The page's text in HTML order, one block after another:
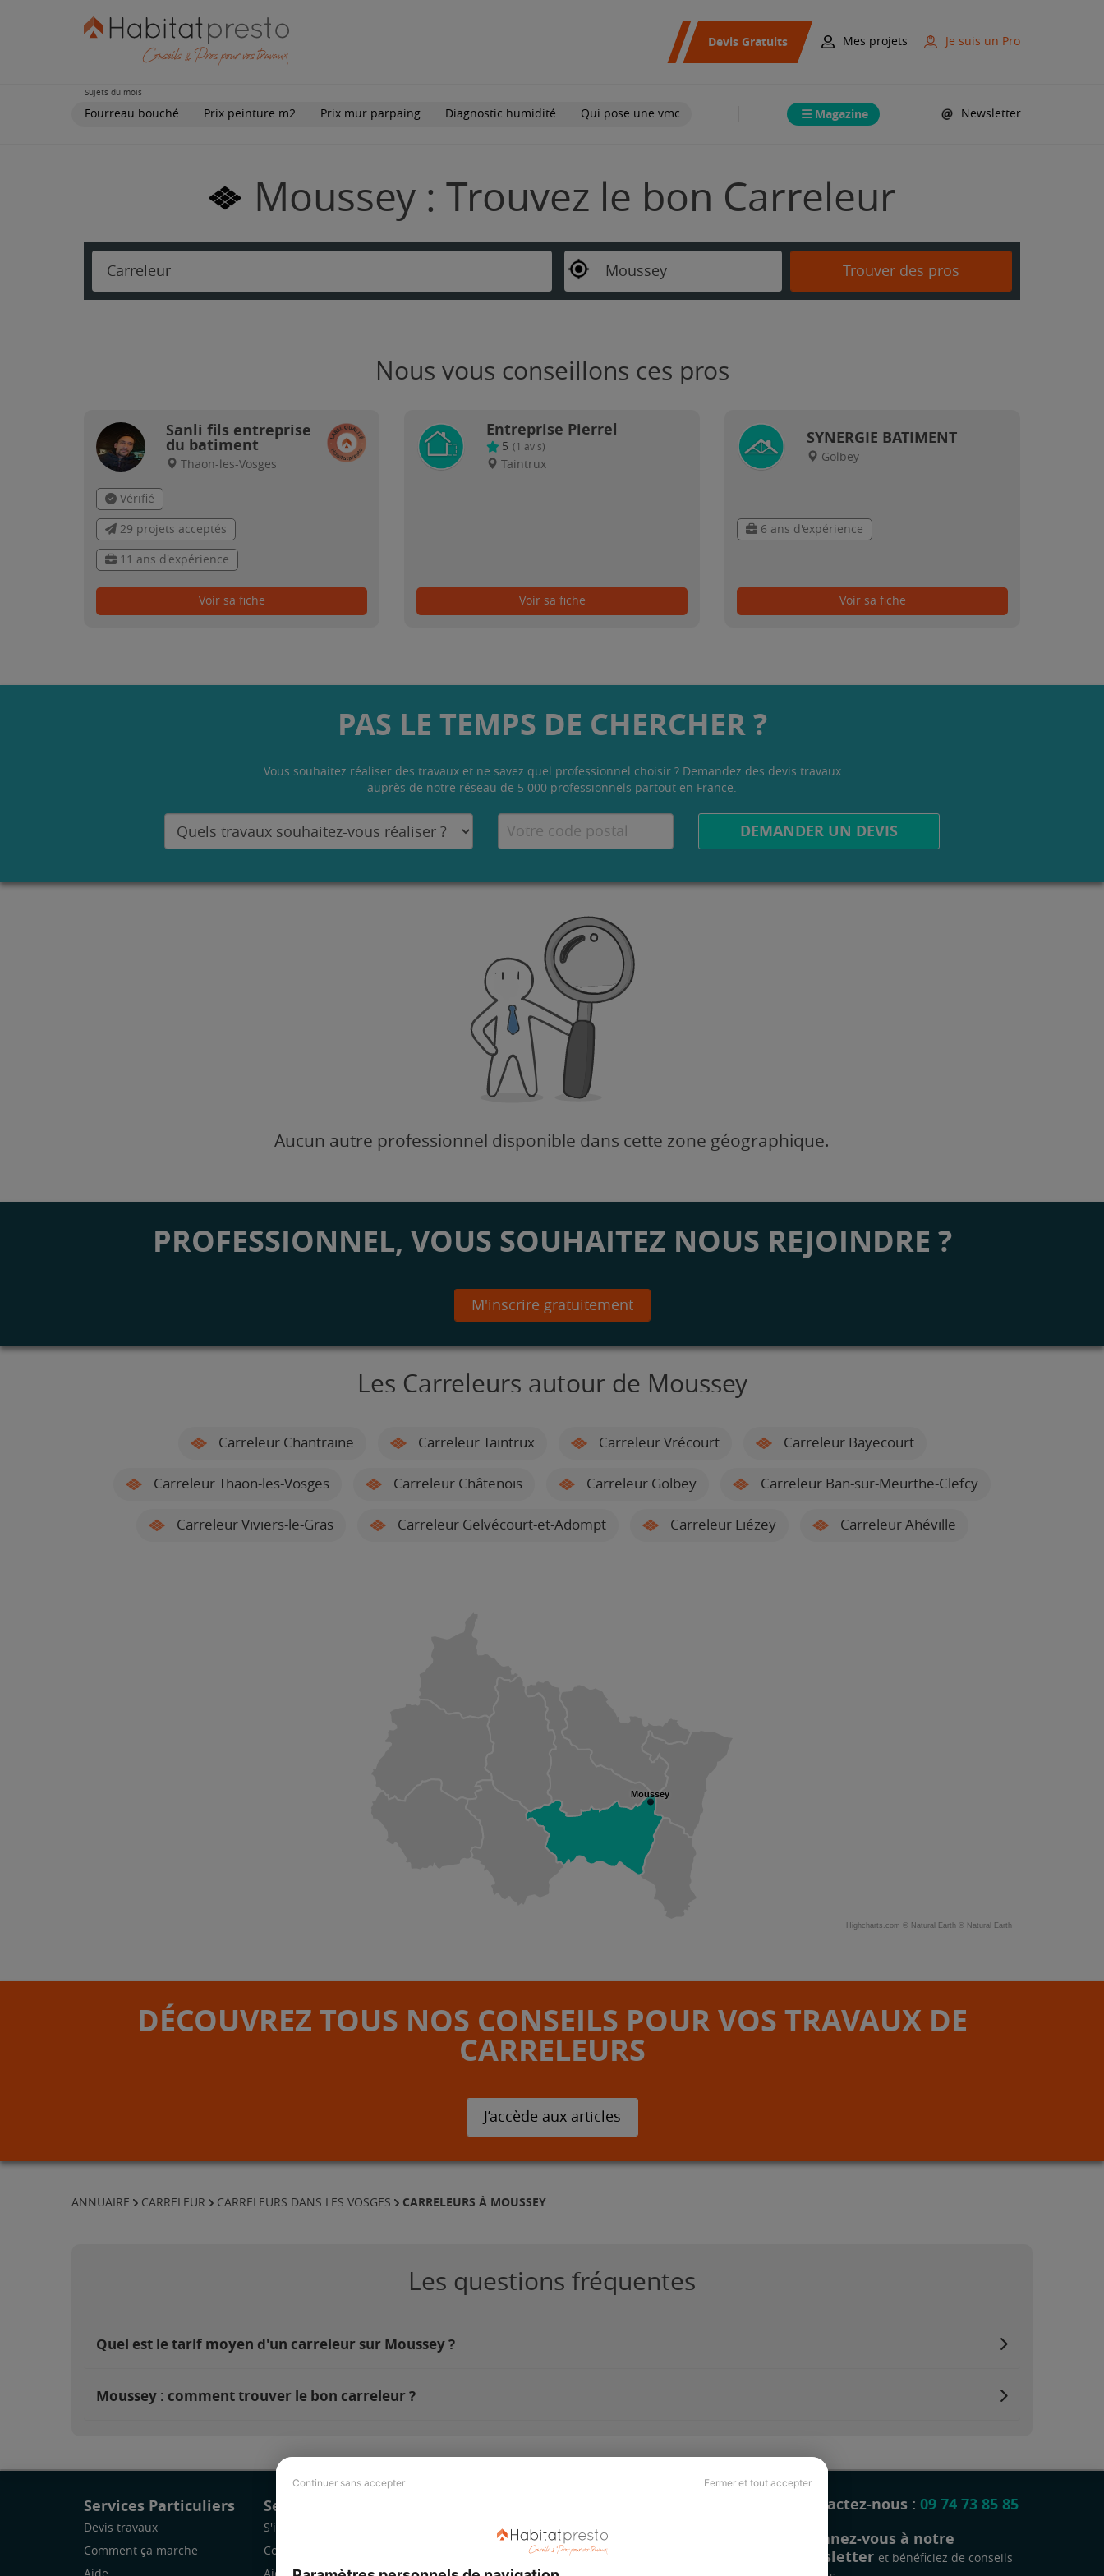
Continuer sans accepter Fermer et tout accepter
Devis Gratuits Mes projets Je suis un Pro
Sujets du mois
Fourreau bouché Prix peinture m2 Prix mur parpaing Diagnostic humidité Qui pose une vmc Magazine Newsletter
Moussey : Trouvez le bon Carreleur
Carreleur Moussey Trouver des pros
Nous vous conseillons ces pros
Sanli fils entreprise
du batiment
Thaon-les-Vosges
Vérifié
29 projets acceptés
11 ans d'expérience
Voir sa fiche
Entreprise Pierrel
5 (1 avis)
Taintrux
Voir sa fiche
SYNERGIE BATIMENT
Golbey
6 ans d'expérience
Voir sa fiche
PAS LE TEMPS DE CHERCHER ?
Vous souhaitez réaliser des travaux et ne savez quel professionnel choisir ? Demandez des devis travaux
auprès de notre réseau de 5 000 professionnels partout en France.
DEMANDER UN DEVIS
Aucun autre professionnel disponible dans cette zone géographique.
PROFESSIONNEL, VOUS SOUHAITEZ NOUS REJOINDRE ?
M'inscrire gratuitement
Les Carreleurs autour de Moussey
Carreleur Chantraine Carreleur Taintrux Carreleur Vrécourt Carreleur Bayecourt
Carreleur Thaon-les-Vosges Carreleur Châtenois Carreleur Golbey Carreleur Ban-sur-Meurthe-Clefcy
Carreleur Viviers-le-Gras Carreleur Gelvécourt-et-Adompt Carreleur Liézey Carreleur Ahéville
Moussey
Highcharts.com © Natural Earth © Natural Earth
DÉCOUVREZ TOUS NOS CONSEILS POUR VOS TRAVAUX DE
CARRELEURS
J’accède aux articles
ANNUAIRE CARRELEUR CARRELEURS DANS LES VOSGES CARRELEURS À MOUSSEY
Les questions fréquentes
Quel est le tarif moyen d'un carreleur sur Moussey ?
Moussey : comment trouver le bon carreleur ?
Services Particuliers
Devis travaux
Comment ça marche
Services Pro
S'inscrire
Comment ça marche
Revue de presse
Contactez-nous : 09 74 73 85 85
Abonnez-vous à notre
newsletter et bénéficiez de conseils